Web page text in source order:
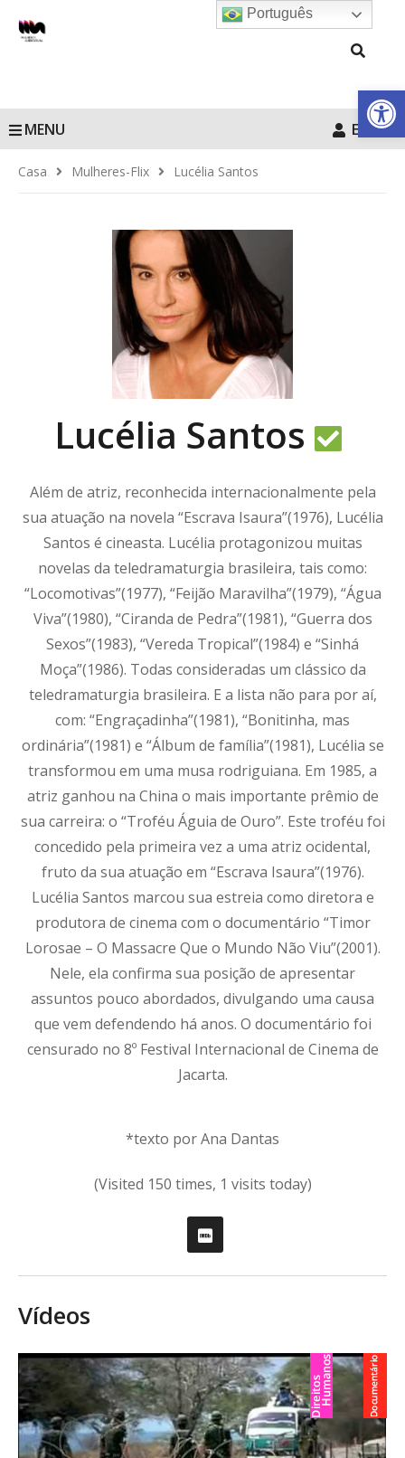
Barra de
MENU Entrar
Casa Mulheres-Flix Lucélia Santos
Lucélia Santos
Além de atriz, reconhecida internacionalmente pela
sua atuação na novela “Escrava Isaura”(1976), Lucélia
Santos é cineasta. Lucélia protagonizou muitas
novelas da teledramaturgia brasileira, tais como:
“Locomotivas”(1977), “Feijão Maravilha”(1979), “Água
Viva”(1980), “Ciranda de Pedra”(1981), “Guerra dos
Sexos”(1983), “Vereda Tropical”(1984) e “Sinhá
Moça”(1986). Todas consideradas um clássico da
teledramaturgia brasileira. E a lista não para por aí,
com: “Engraçadinha”(1981), “Bonitinha, mas
ordinária”(1981) e “Álbum de família”(1981), Lucélia se
transformou em uma musa rodriguiana. Em 1985, a
atriz ganhou na China o mais importante prêmio de
sua carreira: o “Troféu Águia de Ouro”. Este troféu foi
concedido pela primeira vez a uma atriz ocidental,
fruto da sua atuação em “Escrava Isaura”(1976).
Lucélia Santos marcou sua estreia como diretora e
produtora de cinema com o documentário “Timor
Lorosae – O Massacre Que o Mundo Não Viu”(2001).
Nele, ela confirma sua posição de apresentar
assuntos pouco abordados, divulgando uma causa
que vem defendendo há anos. O documentário foi
censurado no 8º Festival Internacional de Cinema de
Jacarta.
*texto por Ana Dantas
(Visited 150 times, 1 visits today)
Vídeos
Português